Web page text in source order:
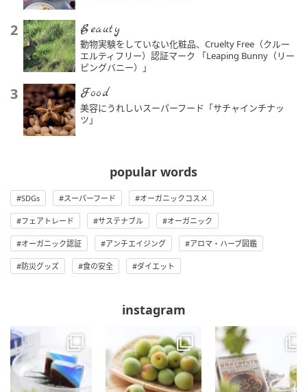
2 Beauty
動物実験をしていない化粧品、Cruelty Free（クルー
エルティフリー）認証マーク 「Leaping Bunny（リー
ピングバニー）」
3 Food
美容にうれしいスーパーフード「サチャインチナッ
ツ」
popular words
SDGs スーパーフード オーガニックコスメ
フェアトレード サステナブル オーガニック
オーガニック認証 アンチエイジング アロマ・ハーブ図鑑
防災グッズ 食の安全 ダイエット
instagram